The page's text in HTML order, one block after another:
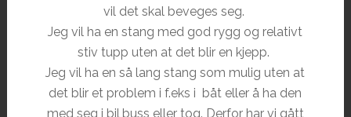
vil det skal beveges seg.
Jeg vil ha en stang med god rygg og relativt
stiv tupp uten at det blir en kjepp.
Jeg vil ha en så lang stang som mulig uten at
det blir et problem i f.eks i båt eller å ha den
med seg i bil,buss eller tog. Derfor har vi gått